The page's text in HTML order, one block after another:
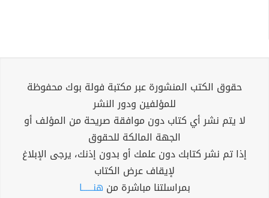
حقوق الكتب المنشورة عبر مكتبة فولة بوك محفوظة
للمؤلفين ودور النشر
لا يتم نشر أي كتاب دون موافقة صريحة من المؤلف أو
الجهة المالكة للحقوق
إذا تم نشر كتابك دون علمك أو بدون إذنك، يرجى الإبلاغ
لإيقاف عرض الكتاب
بمراسلتنا مباشرة من هنــــــا